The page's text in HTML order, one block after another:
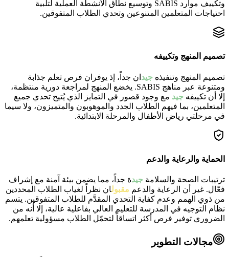
وتكييف موارد SABIS وتوسيع نطاق الأنشطة العملية لتلبية
احتياجات المتعلمين المتنوعين وتحدي الطلاب المتفوقين.
تصميم المنهج وتكييفه
تصميم المنهج وتنفيذه جيد ان جداً، إذ يوفران فرص تعلم جذابة
ومتنوعة عبر مناهج SABIS. يخضع المنهج لمراجعة دورية منتظمة،
إلا أن تكييفه جيد مع وجود قصور في التمايز الذي يُتيح تحدي جميع
المتعلمين، بما فيهم الطلاب الجدد والموهوبون والمتميزون، ولا سيما
في مرحلتي رياض الأطفال والمرحلة الابتدائية.
الحماية والرعاية والدعم
ترتيبات الصحة والسلامة جيدة جداً، مما يضمن بيئة آمنة مع إشراف
فعّال. غير أن الرعاية والدعم مقبولان نظراً لغياب الطلاب المحددين
من ذوي الهمم وعدم كفاية التحدي المقدَّم للطلاب المتفوقين. يتسم
نظام التوجيه في المدرسة للتعليم العالي بفاعلية عالية، إلا أنه من
الضروري توفير فرص أكثر اتساقاً لتحمّل الطلاب مسؤولية تعلمهم.
مجالات التطوير